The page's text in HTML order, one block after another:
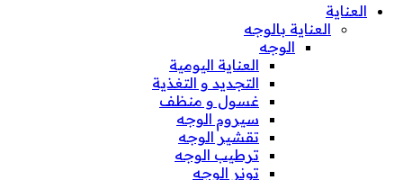
العناية
العناية بالوجه
الوجه
العناية اليومية
التجديد و التغذية
غسول و منظف
سيروم الوجه
تقشير الوجه
ترطيب الوجه
تونر الوجه